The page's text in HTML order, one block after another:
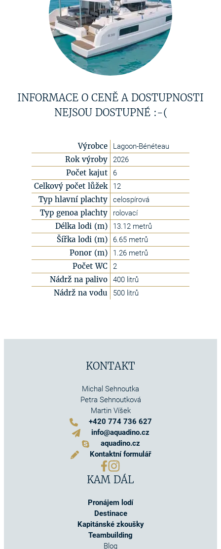
INFORMACE O CENĚ A DOSTUPNOSTI
NEJSOU DOSTUPNÉ :-(
Výrobce Lagoon-Bénéteau
Rok výroby 2026
Počet kajut 6
Celkový počet lůžek 12
Typ hlavní plachty celospírová
Typ genoa plachty rolovací
Délka lodi (m) 13.12 metrů
Šířka lodi (m) 6.65 metrů
Ponor (m) 1.26 metrů
Počet WC 2
Nádrž na palivo 400 litrů
Nádrž na vodu 500 litrů
KONTAKT
Michal Sehnoutka
Petra Sehnoutková
Martin Víšek
+420 774 736 627
info@aquadino.cz
aquadino.cz
Kontaktní formulář
KAM DÁL
Pronájem lodí
Destinace
Kapitánské zkoušky
Teambuilding
Blog